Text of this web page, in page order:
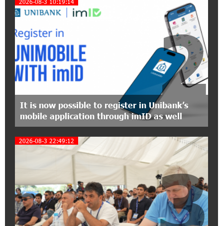
Polytechnic University Graduation Ceremony
Held with the Support of Unibank
Converse Bank Completes the Placement of
EBRD Bonds
From Financial Adventures to Great Victories:
The 4th Junius Financial Online Tournament
Wrapped Up
16:43:06 6-07-2026
The Power of One Dram and the Armenian State
Symphony Orchestra Conclude the Forest
Project Launched in Shirak
15:09:48 3-07-2026
EBRD to Launch AMD 5 Billion Floating-Rate
2026-08-3 10:19:14
It is now possible to register in Unibank’s
mobile application through imID as well
2
2026-08-3 22:49:12
3